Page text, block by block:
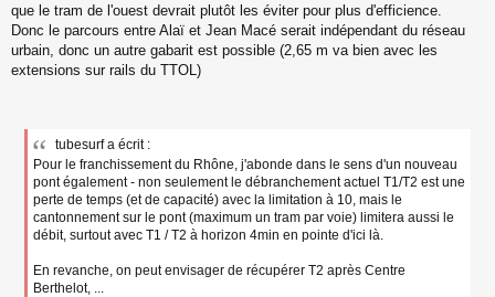
que le tram de l'ouest devrait plutôt les éviter pour plus d'efficience.
Donc le parcours entre Alaï et Jean Macé serait indépendant du réseau
urbain, donc un autre gabarit est possible (2,65 m va bien avec les
extensions sur rails du TTOL)
tubesurf a écrit :
Pour le franchissement du Rhône, j'abonde dans le sens d'un nouveau
pont également - non seulement le débranchement actuel T1/T2 est une
perte de temps (et de capacité) avec la limitation à 10, mais le
cantonnement sur le pont (maximum un tram par voie) limitera aussi le
débit, surtout avec T1 / T2 à horizon 4min en pointe d'ici là.
En revanche, on peut envisager de récupérer T2 après Centre
Berthelot, ...